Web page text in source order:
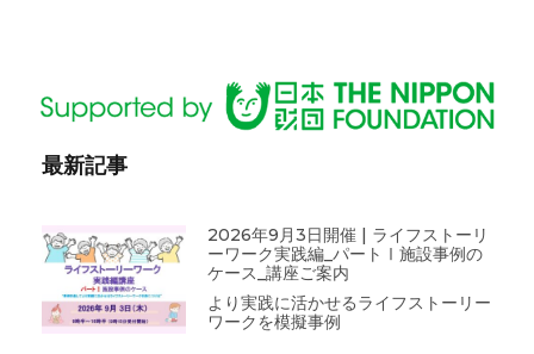
最新記事
2026年9月3日開催 | ライフストーリ
ーワーク実践編_パートⅠ施設事例の
ケース_講座ご案内
より実践に活かせるライフストーリー
ワークを模擬事例